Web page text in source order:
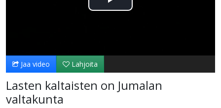
Toista
Jaa video Lahjoita
Lasten kaltaisten on Jumalan
valtakunta